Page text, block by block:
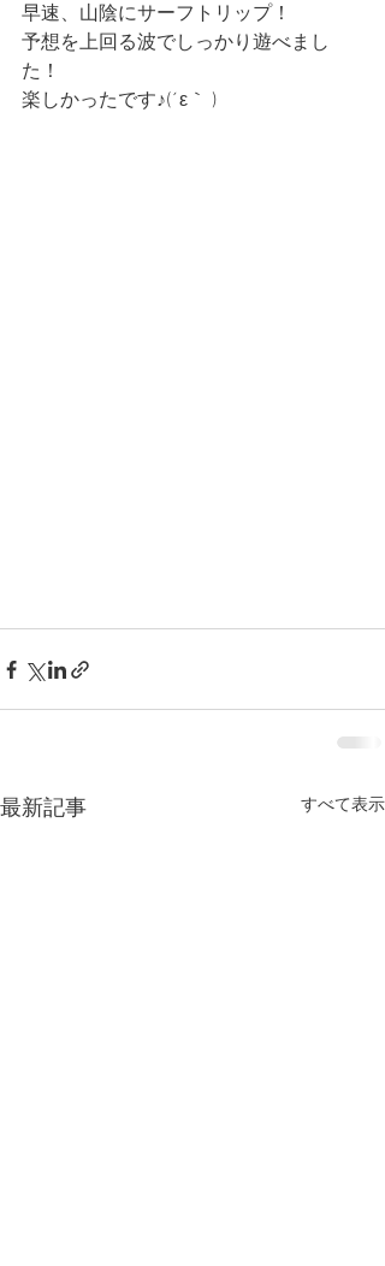
早速、山陰にサーフトリップ！
予想を上回る波でしっかり遊べまし
た！
楽しかったです♪(´ε｀ )
最新記事 すべて表示